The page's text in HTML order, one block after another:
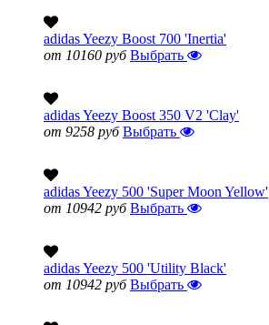
adidas Yeezy Boost 700 'Inertia'
от 10160 руб Выбрать
adidas Yeezy Boost 350 V2 'Clay'
от 9258 руб Выбрать
adidas Yeezy 500 'Super Moon Yellow'
от 10942 руб Выбрать
adidas Yeezy 500 'Utility Black'
от 10942 руб Выбрать